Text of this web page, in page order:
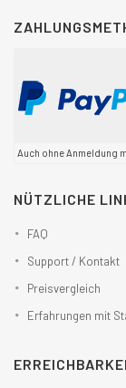
Auch ohne Anmeldung
NÜTZLICHE
FAQ
Support / Kontakt
Preisvergleich
Erfahrungen mit